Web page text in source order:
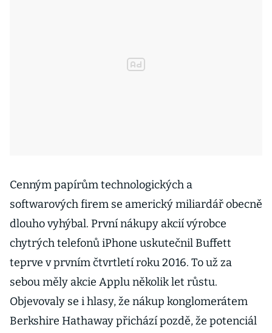
Cenným papírům technologických a
softwarových firem se americký miliardář obecně
dlouho vyhýbal. První nákupy akcií výrobce
chytrých telefonů iPhone uskutečnil Buffett
teprve v prvním čtvrtletí roku 2016. To už za
sebou měly akcie Applu několik let růstu.
Objevovaly se i hlasy, že nákup konglomerátem
Berkshire Hathaway přichází pozdě, že potenciál